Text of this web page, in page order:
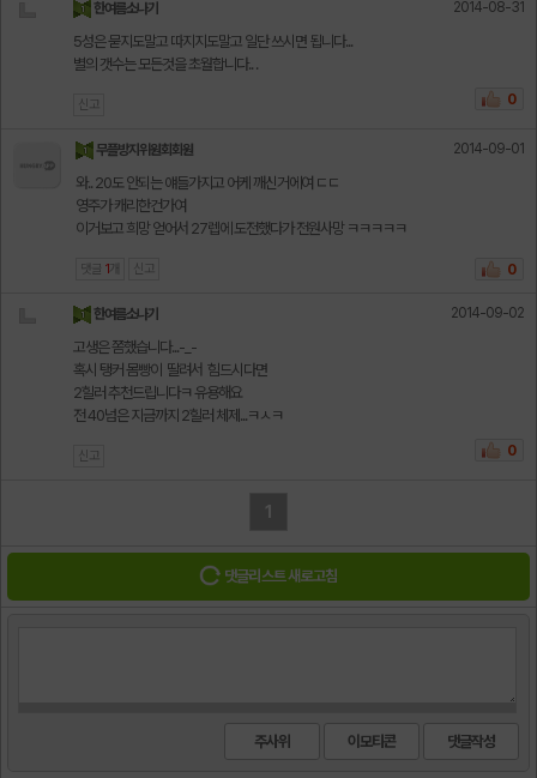
한여름소나기 2014-08-31
5성은 묻지도말고 따지지도말고 일단 쓰시면 됩니다...
별의 갯수는 모든것을 초월합니다.. .
신고 0
무플방지위원회회원 2014-09-01
와.. 20도 안되는 얘들가지고 어케 깨신거에여 ㄷㄷ
영주가 캐리한건가여
이거보고 희망 얻어서 27렙에 도전했다가 전원사망 ㅋㅋㅋㅋㅋ
댓글 1 개 신고 0
한여름소나기 2014-09-02
고생은 쫌했습니다...-_-
혹시 탱커 몸빵이 딸려서 힘드시다면
2힐러 추천드립니다ㅋ 유용해요
전 40넘은 지금까지 2힐러 체제...ㅋㅅㅋ
신고 0
1
댓글리스트 새로고침
주사위 이모티콘